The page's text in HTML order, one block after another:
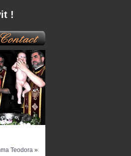
!
Teodora »